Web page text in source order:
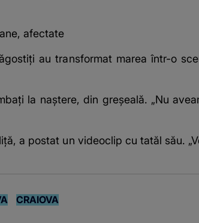
afectate
au transformat marea într-o
la naștere, din greșeală. „Nu
a postat un videoclip cu tatăl său.
CRAIOVA